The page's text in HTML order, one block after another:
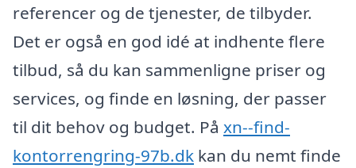
referencer og de tjenester, de tilbyder.
Det er også en god idé at indhente flere
tilbud, så du kan sammenligne priser og
services, og finde en løsning, der passer
til dit behov og budget. På xn--find-
kontorrengring-97b.dk kan du nemt finde